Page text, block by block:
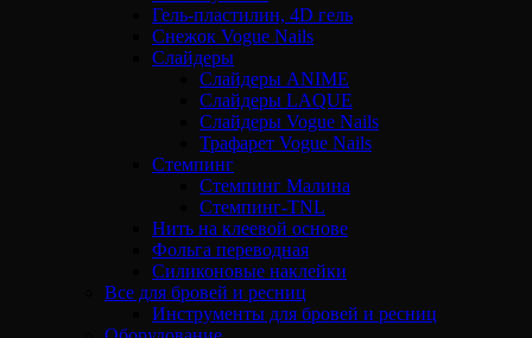
Гель-пластилин, 4D гель
Снежок Vogue Nails
Слайдеры
Слайдеры ANIME
Слайдеры LAQUE
Слайдеры Vogue Nails
Трафарет Vogue Nails
Стемпинг
Стемпинг Малина
Стемпинг-TNL
Нить на клеевой основе
Фольга переводная
Силиконовые наклейки
Все для бровей и ресниц
Инструменты для бровей и ресниц